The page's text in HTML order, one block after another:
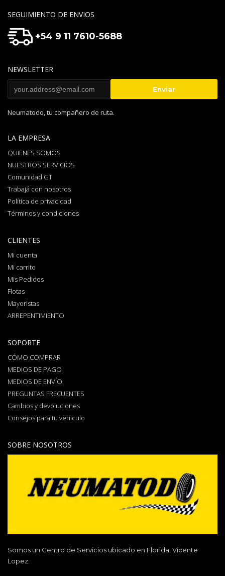
SEGUIMIENTO DE ENVIOS
+54 9 11 7610-5688
NEWSLETTER
Neumatodo, tu compañero de ruta.
LA EMPRESA
QUIENES SOMOS
NUESTROS SERVICIOS
Comunidad GT
Trabajá con nosotros
Política de privacidad
Términos y condiciones
CLIENTES
Mi cuenta
Mi carrito
Mis Pedidos
Flotas
Mayoristas
ARREPENTIMIENTO
SOPORTE
CÓMO COMPRAR
MEDIOS DE PAGO
MEDIOS DE ENVÍO
PREGUNTAS FRECUENTES
Cambios y devoluciones
Consejos para tu vehiculo
SOBRE NOSOTROS
Somos un Centro de Servicios ubicado en Florida, Vicente
Lopez.